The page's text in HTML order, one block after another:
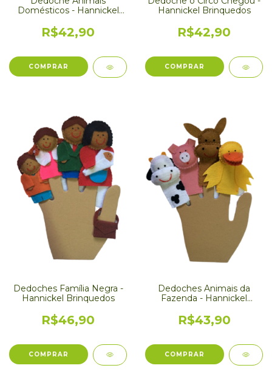
Domésticos - Hannickel
R$42,90
Hannickel Brinquedos
R$42,90
Dedoches Família Negra -
Hannickel Brinquedos
R$46,90
Dedoches Animais da
Fazenda - Hannickel
R$43,90